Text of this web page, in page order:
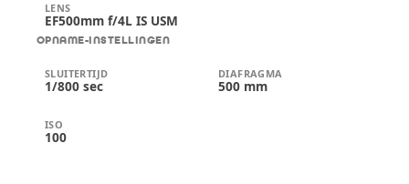
LENS
EF500mm f/4L IS USM
OPNAME-INSTELLINGEN
SLUITERTIJD
1/800 sec
DIAFRAGMA
500 mm
ISO
100